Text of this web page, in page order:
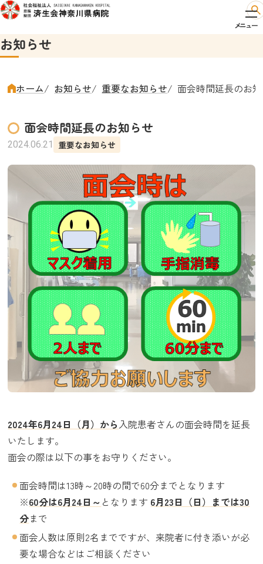
お知らせ
ホーム お知らせ 重要なお知らせ 面会時間延長のお
面会時間延長のお知らせ
2024.06.21 重要なお知らせ
2024年6月24日（月）から 入院患者さんの面会時間を延長
いたします。
面会の際は以下の事をお守りください。
面会時間は13時～20時の間で60分までとなります
※60分は6月24日～ となります 6月23日（日）までは30
分まで
面会人数は原則2名までですが、来院者に付き添いが必
要な場合などはご相談ください